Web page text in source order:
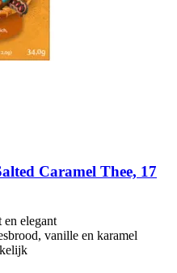
Caramel Thee, 17
en elegant
vanille en karamel